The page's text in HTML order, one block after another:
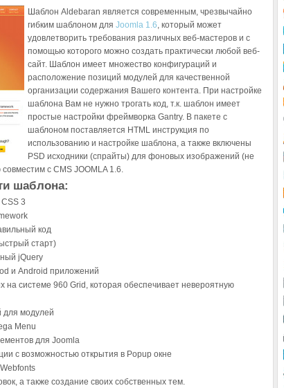
Шаблон Aldebaran является современным, чрезвычайно
гибким шаблоном для Joomla 1.6, который может
удовлетворить требования различных веб-мастеров и с
помощью которого можно создать практически любой веб-
сайт. Шаблон имеет множество конфигураций и
расположение позиций модулей для качественной
организации содержания Вашего контента. При настройке
шаблона Вам не нужно трогать код, т.к. шаблон имеет
простые настройки фреймворка Gantry. В пакете с
шаблоном поставляется HTML инструкция по
использованию и настройке шаблона, а также включены
PSD исходники (спрайты) для фоновых изображений (не
с CMS JOOMLA 1.6.
шаблона:
3
код
старт)
jQuery
и Android приложений
на системе 960 Grid, которая обеспечивает невероятную
для модулей
Menu
для Joomla
с возможностью открытия в Popup окне
а также создание своих собственных тем.